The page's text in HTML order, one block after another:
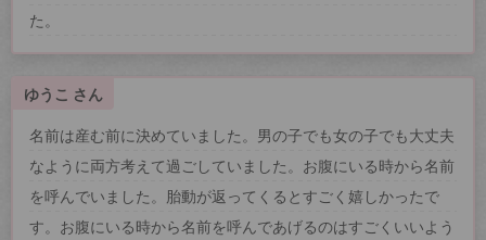
た。
ゆうこ さん
名前は産む前に決めていました。男の子でも女の子でも大丈夫
なように両方考えて過ごしていました。お腹にいる時から名前
を呼んでいました。胎動が返ってくるとすごく嬉しかったで
す。お腹にいる時から名前を呼んであげるのはすごくいいよう